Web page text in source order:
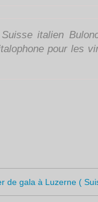
italien
pour les